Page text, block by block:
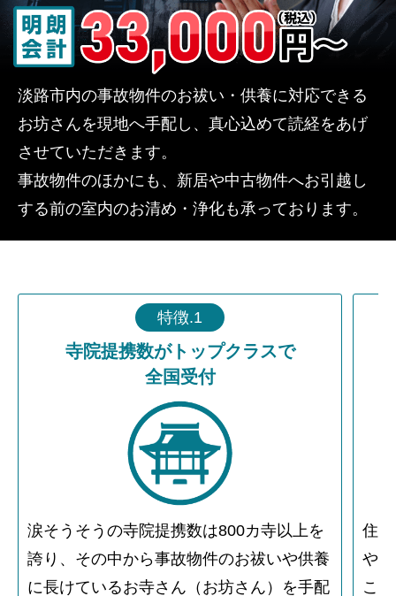
淡路市内の事故物件のお祓い・供養に対応できる
お坊さんを現地へ手配し、真心込めて読経をあげ
させていただきます。
事故物件のほかにも、新居や中古物件へお引越し
する前の室内のお清め・浄化も承っております。
特徴.1
寺院提携数がトップクラスで
全国受付
涙そうそうの寺院提携数は800カ寺以上を
誇り、その中から事故物件のお祓いや供養
に長けているお寺さん（お坊さん）を手配
住
や
こ